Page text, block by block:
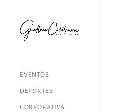
EVENTOS
DEPORTES
CORPORATIVA